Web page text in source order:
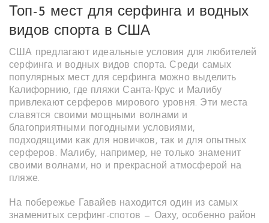
Топ-5 мест для серфинга и водных
видов спорта в США
США предлагают идеальные условия для любителей
серфинга и водных видов спорта. Среди самых
популярных мест для серфинга можно выделить
Калифорнию, где пляжи Санта-Крус и Малибу
привлекают серферов мирового уровня. Эти места
славятся своими мощными волнами и
благоприятными погодными условиями,
подходящими как для новичков, так и для опытных
серферов. Малибу, например, не только знаменит
своими волнами, но и прекрасной атмосферой на
пляже.
На побережье Гавайев находится один из самых
знаменитых серфинг-спотов — Оаху, особенно район